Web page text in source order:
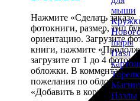
мыши
шары
Пазл
Пазлы
Нажмите «Сделать заказ»,
фотокниги, размер, тип
ориентацию. Загрузите
книги, нажмите
загрузите от 1 до 4
обложки. В комментарии
пожелания по обложке,
«Добавить в корзину».